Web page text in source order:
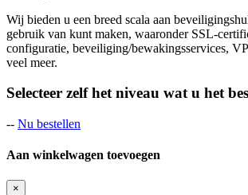
Wij bieden u een breed scala aan
gebruik van kunt maken, waaronder SSL-
configuratie, beveiliging/bewakingsservices,
veel meer.
Selecteer zelf het niveau wat u het
-- Nu bestellen
Aan winkelwagen toevoegen
×